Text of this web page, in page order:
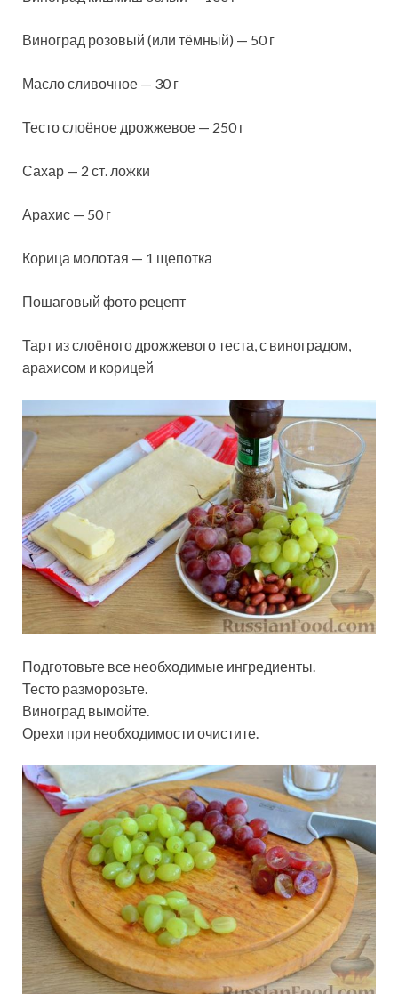
Виноград розовый (или тёмный) — 50 г
Масло сливочное — 30 г
Тесто слоёное дрожжевое — 250 г
Сахар — 2 ст. ложки
Арахис — 50 г
Корица молотая — 1 щепотка
Пошаговый фото рецепт
Тарт из слоёного дрожжевого теста, с виноградом,
арахисом и корицей
Подготовьте все необходимые ингредиенты.
Тесто разморозьте.
Виноград вымойте.
Орехи при необходимости очистите.